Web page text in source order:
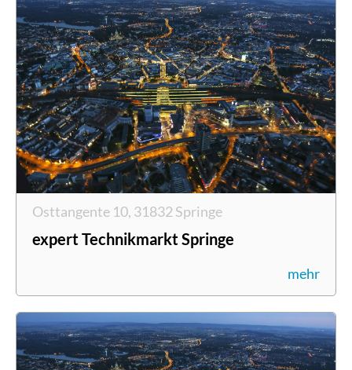
Osttangente 10, 31832 Springe
expert Technikmarkt Springe
mehr